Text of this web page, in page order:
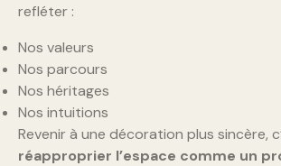
refléter :
Nos valeurs
Nos parcours
Nos héritages
Nos intuitions
Revenir à une décoration plus sincère,
réapproprier l’espace comme un